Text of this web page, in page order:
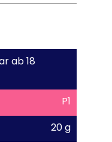
ab 18
P1
20 g